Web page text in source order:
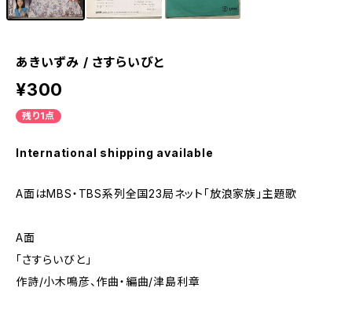
あきいずみ / さすらいびと
¥300
残り1点
International shipping available
A面はMBS・TBS系列全国23局ネット「放浪家族」主題歌
A面
「さすらいびと」
作詩/小木鳴彦、作曲・編曲/津島利章